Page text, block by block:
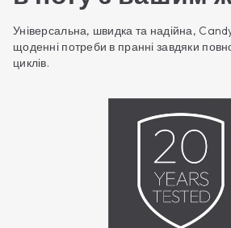
Універсальна, швидка та надійна,
щоденні потреби в пранні завдяки
циклів.